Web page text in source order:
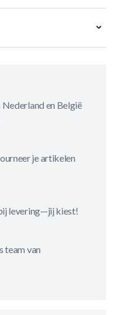
en België
je artikelen
levering—jij kiest!
team van